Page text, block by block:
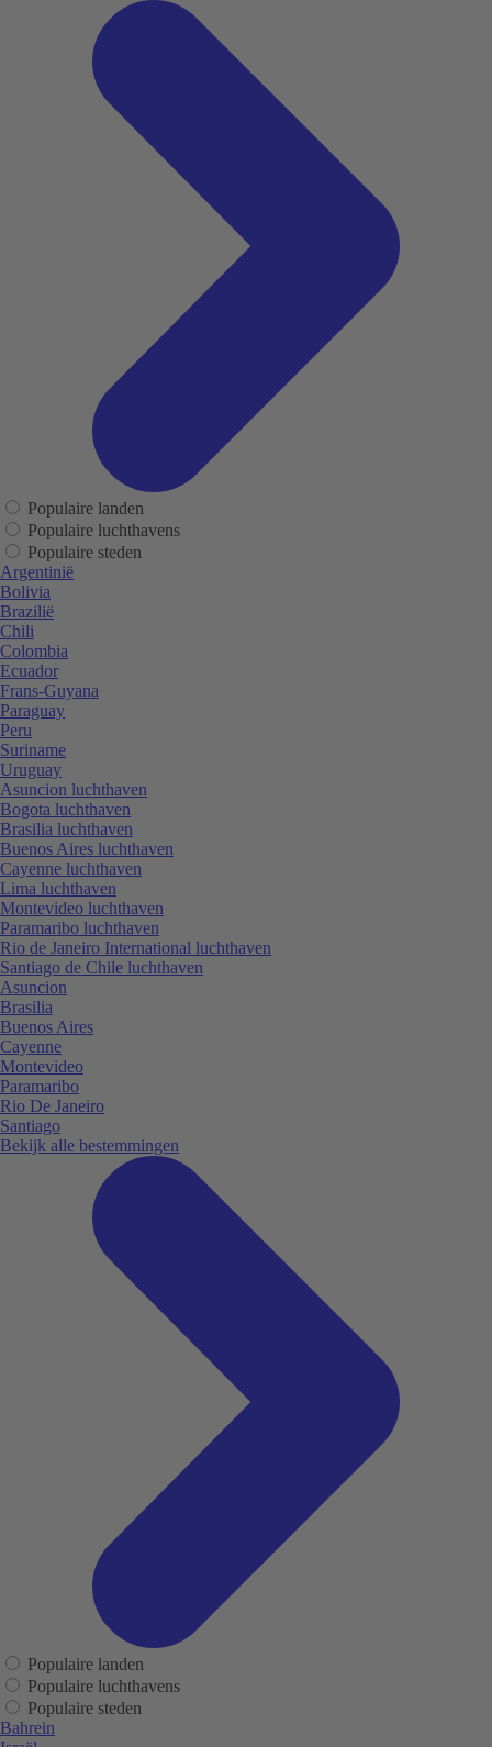
Populaire landen
Populaire luchthavens
Populaire steden
Argentinië
Bolivia
Brazilië
Chili
Colombia
Ecuador
Frans-Guyana
Paraguay
Peru
Suriname
Uruguay
Asuncion luchthaven
Bogota luchthaven
Brasilia luchthaven
Buenos Aires luchthaven
Cayenne luchthaven
Lima luchthaven
Montevideo luchthaven
Paramaribo luchthaven
Rio de Janeiro International luchthaven
Santiago de Chile luchthaven
Asuncion
Brasilia
Buenos Aires
Cayenne
Montevideo
Paramaribo
Rio De Janeiro
Santiago
Bekijk alle bestemmingen
Populaire landen
Populaire luchthavens
Populaire steden
Bahrein